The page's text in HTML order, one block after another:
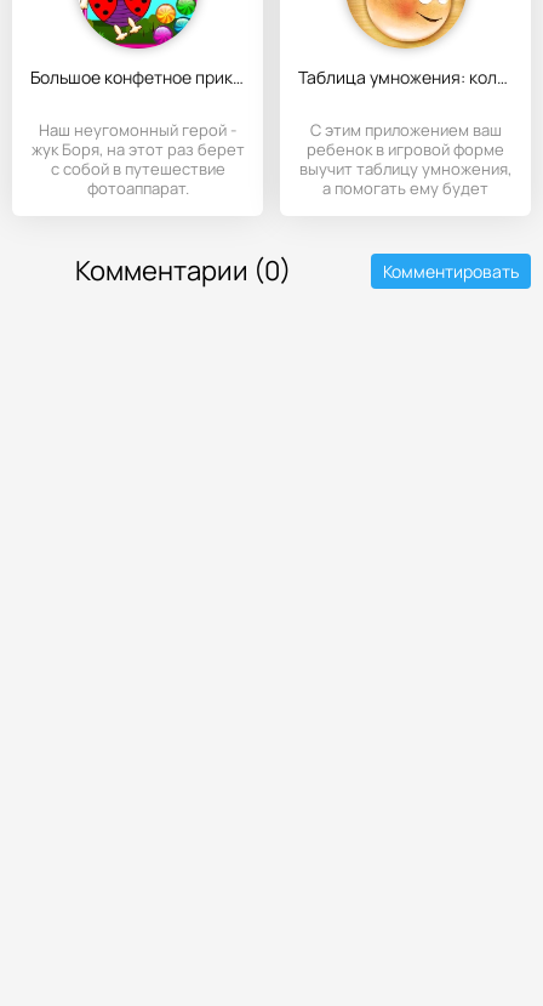
Большое конфетное приключение!
Наш неугомонный герой -
жук Боря, на этот раз берет
с собой в путешествие
фотоаппарат.
Таблица умножения: колобок
С этим приложением ваш
ребенок в игровой форме
выучит таблицу умножения,
а помогать ему будет
Комментарии (0) Комментировать